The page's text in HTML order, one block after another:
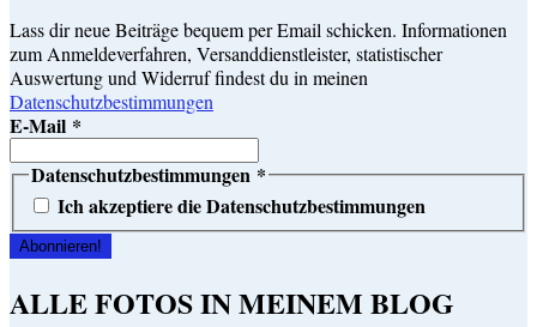
Lass dir neue Beiträge bequem per Email schicken. Informationen
zum Anmeldeverfahren, Versanddienstleister, statistischer
Auswertung und Widerruf findest du in meinen
Datenschutzbestimmungen
E-Mail *
Datenschutzbestimmungen *
Ich akzeptiere die Datenschutzbestimmungen
ALLE FOTOS IN MEINEM BLOG